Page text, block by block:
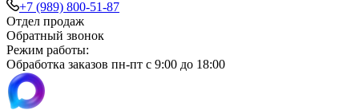
+7 (989) 800-51-87
Отдел продаж
Обратный звонок
Режим работы:
Обработка заказов пн-пт с 9:00 до 18:00